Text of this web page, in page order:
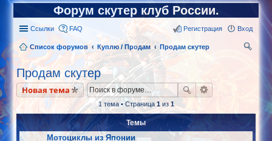
Форум скутер клуб России.
Ссылки FAQ Вход
Регистрация
Список форумов Куплю / Продам
Продам скутер
Продам скутер
Новая тема
1 тема • Страница1из 1
Темы
Мотоциклы из Японии